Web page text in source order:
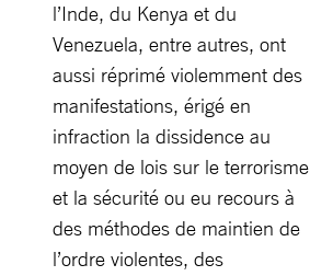
l’Inde, du Kenya et du
Venezuela, entre autres, ont
aussi réprimé violemment des
manifestations, érigé en
infraction la dissidence au
moyen de lois sur le terrorisme
et la sécurité ou eu recours à
des méthodes de maintien de
l’ordre violentes, des